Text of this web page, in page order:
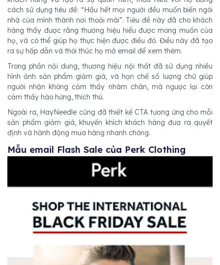
cách sử dụng tiêu đề: “Hầu hết mọi người đều muốn biến ngôi
nhà của mình thành nơi thoải mái”. Tiêu đề này đã cho khách
hàng thấy được rằng thương hiệu hiểu được mong muốn của
họ, và có thể giúp họ thực hiện được điều đó. Điều này đã tạo
ra sự hấp dẫn và thôi thúc họ mở email để xem thêm.
Trong phần nội dung, thương hiệu nội thất đã sử dụng nhiều
hình ảnh sản phẩm giảm giá, và hạn chế số lượng chữ giúp
người nhận không cảm thấy nhàm chán, mà ngược lại còn
cảm thấy hào hứng, thích thú.
Ngoài ra, HayNeedle cũng đã thiết kế CTA tương ứng cho mỗi
sản phẩm giảm giá, khuyến khích khách hàng đưa ra quyết
định và hành động mua hàng nhanh chóng.
Mẫu email Flash Sale của Perk Clothing